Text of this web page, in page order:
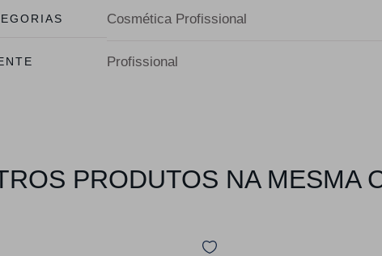
Cosmética Profissional
Profissional
PRODUTOS NA MESMA